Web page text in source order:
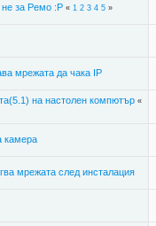
за Ремо :P « 1 2 3 4 5»
мрежата да чака IP
на настолен компютър «
камера
мрежата след инсталация